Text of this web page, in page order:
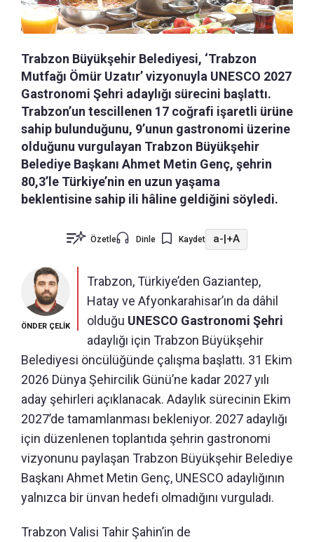
Trabzon Büyükşehir Belediyesi, ‘Trabzon
Mutfağı Ömür Uzatır’ vizyonuyla UNESCO 2027
Gastronomi Şehri adaylığı sürecini başlattı.
Trabzon’un tescillenen 17 coğrafi işaretli ürüne
sahip bulunduğunu, 9’unun gastronomi üzerine
olduğunu vurgulayan Trabzon Büyükşehir
Belediye Başkanı Ahmet Metin Genç, şehrin
80,3’le Türkiye’nin en uzun yaşama
beklentisine sahip ili hâline geldiğini söyledi.
Özetle Dinle Kaydet a-|+A
ÖNDER ÇELİK
Trabzon, Türkiye’den Gaziantep,
Hatay ve Afyonkarahisar’ın da dâhil
olduğu UNESCO Gastronomi Şehri
adaylığı için Trabzon Büyükşehir
Belediyesi öncülüğünde çalışma başlattı. 31 Ekim
2026 Dünya Şehircilik Günü’ne kadar 2027 yılı
aday şehirleri açıklanacak. Adaylık sürecinin Ekim
2027’de tamamlanması bekleniyor. 2027 adaylığı
için düzenlenen toplantıda şehrin gastronomi
vizyonunu paylaşan Trabzon Büyükşehir Belediye
Başkanı Ahmet Metin Genç, UNESCO adaylığının
yalnızca bir ünvan hedefi olmadığını vurguladı.
Trabzon Valisi Tahir Şahin’in de